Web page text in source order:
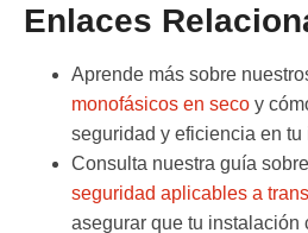
Enlaces
Aprende más sobre
monofásicos en seco y
seguridad y eficiencia en tu
Consulta nuestra guía sobre
seguridad aplicables a
asegurar que tu instalación